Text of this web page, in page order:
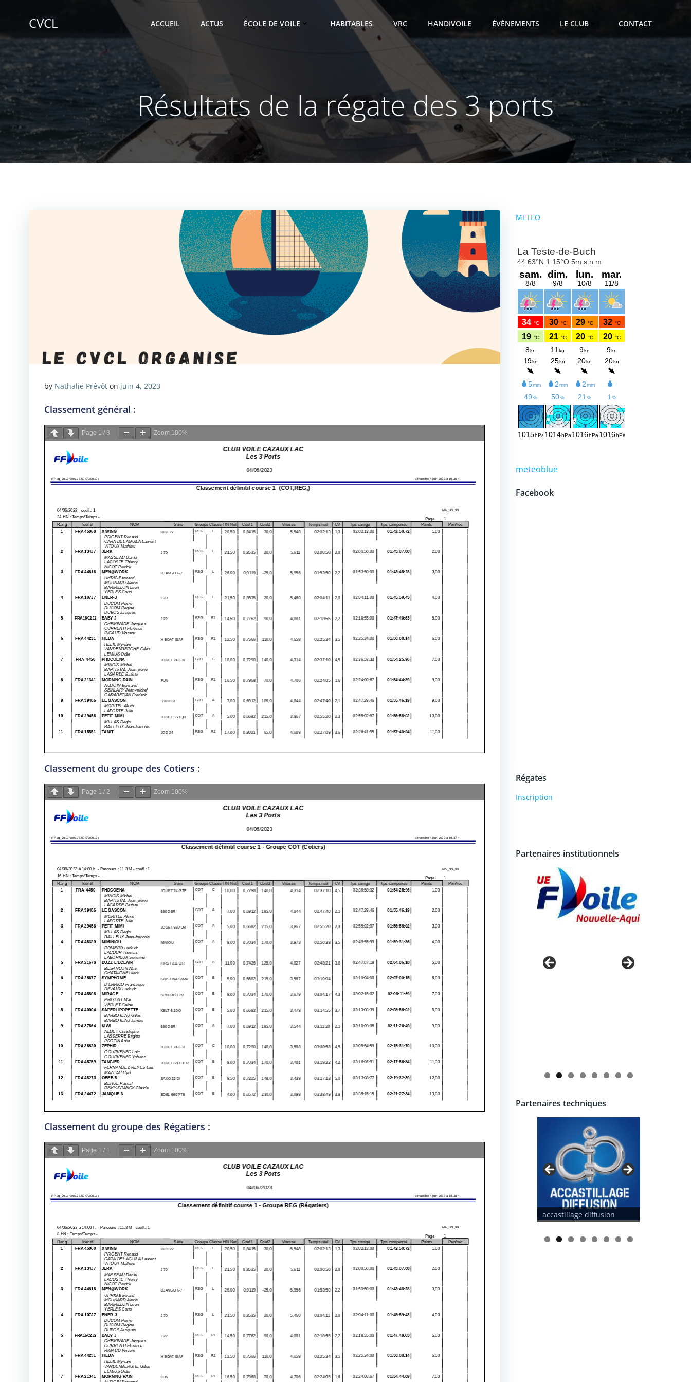
contenuCVCL ACCUEIL ACTUS ÉCOLE DE VOILE HABITABLES VRC HANDIVOILE ÉVÈNEMENTS LE CLUB CONTACT
Résultats de la régate des 3 ports
by Nathalie Prévôt on juin 4, 2023
Classement général :
Page 1 / 3 Zoom 100%
Classement du groupe des Cotiers :
Page 1 / 2 Zoom 100%
Classement du groupe des Régatiers :
Page 1 / 1 Zoom 100%
METEO
meteoblue
Facebook
Régates
Inscription
Partenaires institutionnels
Partenaires techniques
par le garage. Nous
un mini-bus 6 places avec
attelage où nous avons